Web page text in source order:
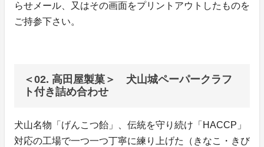
らせメール、又はその画面をプリントアウトしたものを
ご持参下さい。
＜02. 高田屋製菓＞ 犬山城ペーパークラフ
ト付き詰め合わせ
犬山名物「げんこつ飴」、伝統を守り続け「HACCP」
対応の工場で一つ一つ丁寧に練り上げた（きなこ・きび